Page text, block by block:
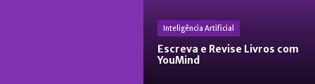
Inteligência Artificial
Escreva e Revise Livros com
YouMind